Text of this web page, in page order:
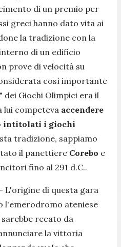
di un premio per
greci hanno dato vita ai
la tradizione con la
di un edificio
prove di velocità su
così importante
dei Giochi Olimpici era il
lui competeva accendere
intitolati i giochi
tradizione, sappiamo
il panettiere Corebo e
fino al 291 d.C..
L'origine di questa gara
l'emerodromo ateniese
recato da
la vittoria